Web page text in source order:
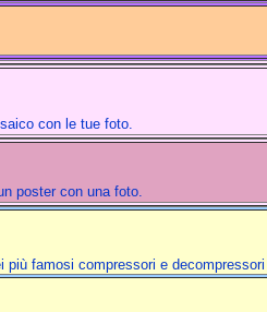
con le tue foto.
poster con una foto.
più famosi compressori e